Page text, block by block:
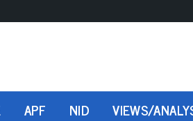
APF NID VIEWS/